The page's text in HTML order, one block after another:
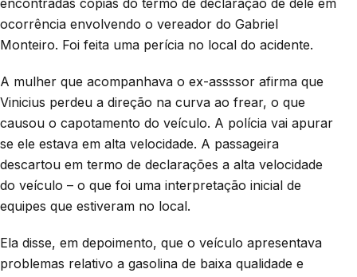
ocorrência envolvendo o vereador do Gabriel
Monteiro. Foi feita uma perícia no local do acidente.
A mulher que acompanhava o ex-assssor afirma que
Vinicius perdeu a direção na curva ao frear, o que
causou o capotamento do veículo. A polícia vai apurar
se ele estava em alta velocidade. A passageira
descartou em termo de declarações a alta velocidade
do veículo – o que foi uma interpretação inicial de
equipes que estiveram no local.
Ela disse, em depoimento, que o veículo apresentava
problemas relativo a gasolina de baixa qualidade e